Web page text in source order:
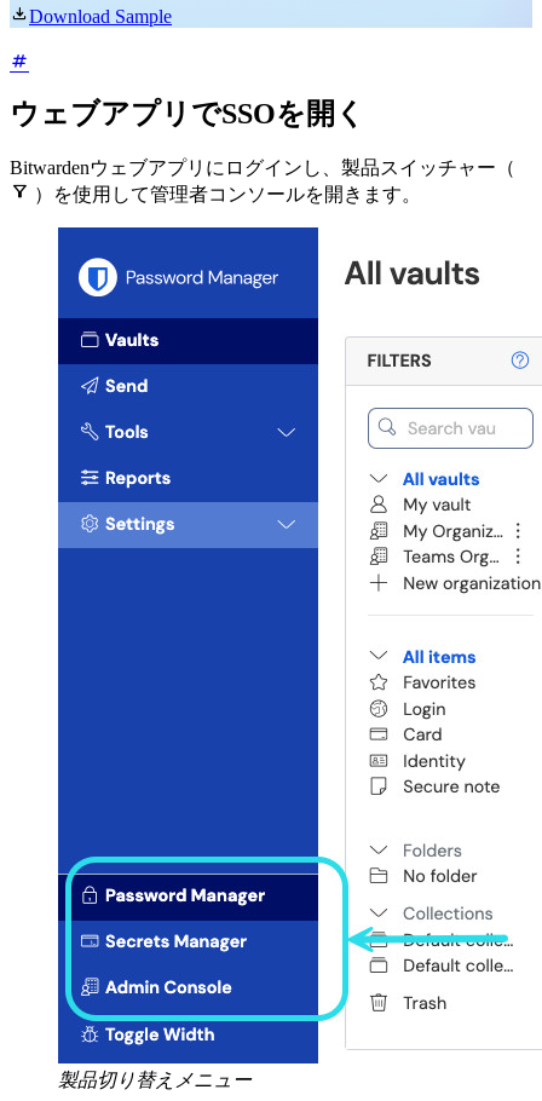
Download Sample
ウェブアプリでSSOを開く
Bitwardenウェブアプリにログインし、製品スイッチャー（
 ）を使用して管理者コンソールを開きます。
製品切り替えメニュー